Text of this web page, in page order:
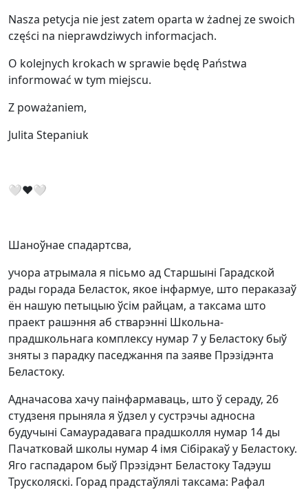
Nasza petycja nie jest zatem oparta w żadnej ze swoich
części na nieprawdziwych informacjach.
O kolejnych krokach w sprawie będę Państwa
informować w tym miejscu.
Z poważaniem,
Julita Stepaniuk
🤍❤🤍
Шаноўнае спадартсва,
учора атрымала я пісьмо ад Старшыні Гарадской
рады горада Беласток, якое інфармуе, што пераказаў
ён нашую петыцыю ўсім райцам, а таксама што
праект рашэння аб стварэнні Школьна-
прадшкольнага комплексу нумар 7 у Беластоку быў
зняты з парадку паседжання па заяве Прэзідэнта
Беластоку.
Адначасова хачу паінфармаваць, што ў сераду, 26
студзеня прыняла я ўдзел у сустрэчы адносна
будучыні Самаурадавага прадшколля нумар 14 ды
Пачатковай школы нумар 4 імя Сібіракаў у Беластоку.
Яго гаспадаром быў Прэзідэнт Беластоку Тадэуш
Трусколяскі. Горад прадстаўлялі таксама: Рафал